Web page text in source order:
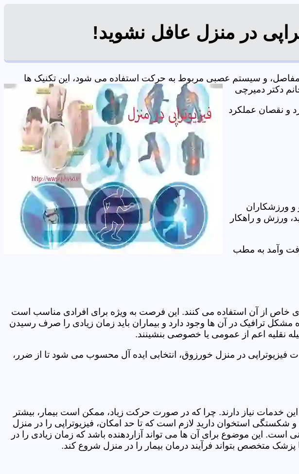
در منزل عافل نشوید!
و سیستم عصبی مربوط به حرکت استفاده می شود، این تکنیک ها
و نقصان عملکرد
و ورزشکاران
ورزش و راهکار
رفت وآمد به مطب
های خاص از آن استفاده می کنند. این فرصت به ویژه برای افرادی مناسب است
ترافیک در آن ها وجود دارد و بیماران باید زمان زیادی را صرف رسیدن
نقلیه اعم از عمومی یا خصوصی بنشینند.
در منزل خورزوق، انتخابی ایده آل محسوب می شود تا از ضرر،
خدمات نیاز دارند. چرا که در صورت حرکت زیاد، ممکن است بیمار، بیشتر
استخوان دارید لازم است که تا حد امکان، فیزیوتراپی را در منزل
است. این موضوع برای آن ها می تواند آزاردهنده باشد که زمان زیادی را در
متخصص بتواند فرآیند درمان بیمار را در منزل شروع کند.